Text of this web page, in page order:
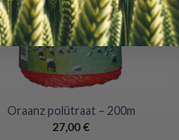
Oraanz polütraat – 200m
27,00€